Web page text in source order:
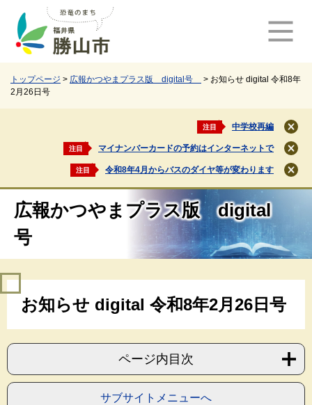
トップページ > 広報かつやまプラス版 digital号 > お知らせ digital 令和8年
2月26日号
注目 中学校再編
閉
じ
る
注目 マイナンバーカードの予約はインターネットで
閉
じ
る
注目 令和8年4月からバスのダイヤ等が変わります
閉
じ
広報かつやまプラス版 digital
号
お知らせ digital 令和8年2月26日号
ページ内目次
サブサイトメニューへ